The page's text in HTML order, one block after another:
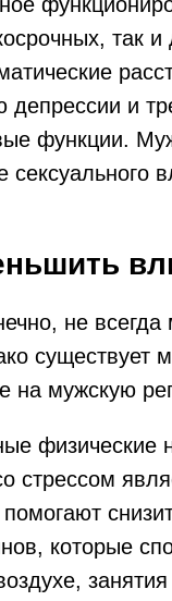
так
депрессии и
функции.
сексуального
не
существует
на мужскую
физические
стрессом
помогают
которые